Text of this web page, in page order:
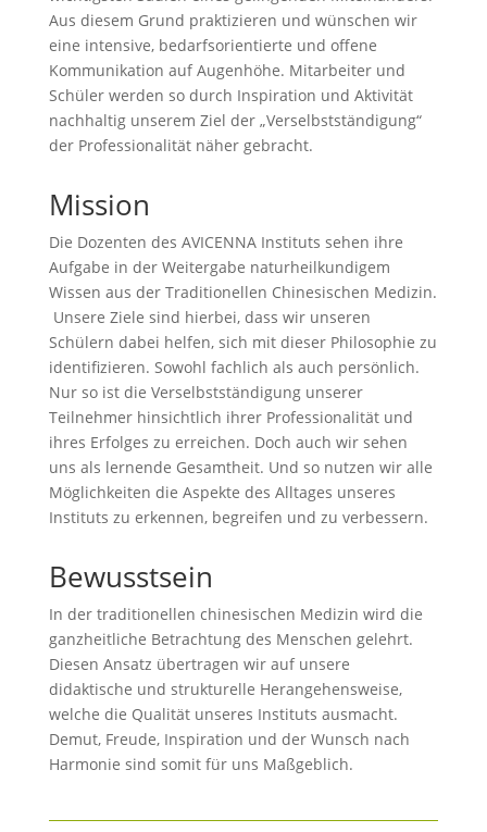
Aus diesem Grund praktizieren und wünschen wir
eine intensive, bedarfsorientierte und offene
Kommunikation auf Augenhöhe. Mitarbeiter und
Schüler werden so durch Inspiration und Aktivität
nachhaltig unserem Ziel der „Verselbstständigung“
der Professionalität näher gebracht.
Mission
Die Dozenten des AVICENNA Instituts sehen ihre
Aufgabe in der Weitergabe naturheilkundigem
Wissen aus der Traditionellen Chinesischen Medizin.
Unsere Ziele sind hierbei, dass wir unseren
Schülern dabei helfen, sich mit dieser Philosophie zu
identifizieren. Sowohl fachlich als auch persönlich.
Nur so ist die Verselbstständigung unserer
Teilnehmer hinsichtlich ihrer Professionalität und
ihres Erfolges zu erreichen. Doch auch wir sehen
uns als lernende Gesamtheit. Und so nutzen wir alle
Möglichkeiten die Aspekte des Alltages unseres
Instituts zu erkennen, begreifen und zu verbessern.
Bewusstsein
In der traditionellen chinesischen Medizin wird die
ganzheitliche Betrachtung des Menschen gelehrt.
Diesen Ansatz übertragen wir auf unsere
didaktische und strukturelle Herangehensweise,
welche die Qualität unseres Instituts ausmacht.
Demut, Freude, Inspiration und der Wunsch nach
Harmonie sind somit für uns Maßgeblich.